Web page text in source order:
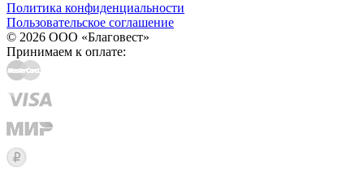
Политика конфиденциальности
Пользовательское соглашение
© 2026 ООО «Благовест»
Принимаем к оплате: